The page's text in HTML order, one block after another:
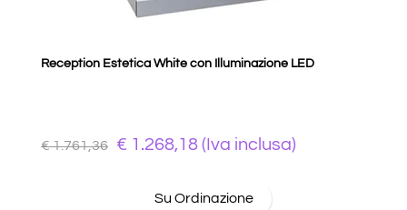
Reception Estetica White con Illuminazione LED
€ 1.761,36 € 1.268,18 (Iva inclusa)
Su Ordinazione